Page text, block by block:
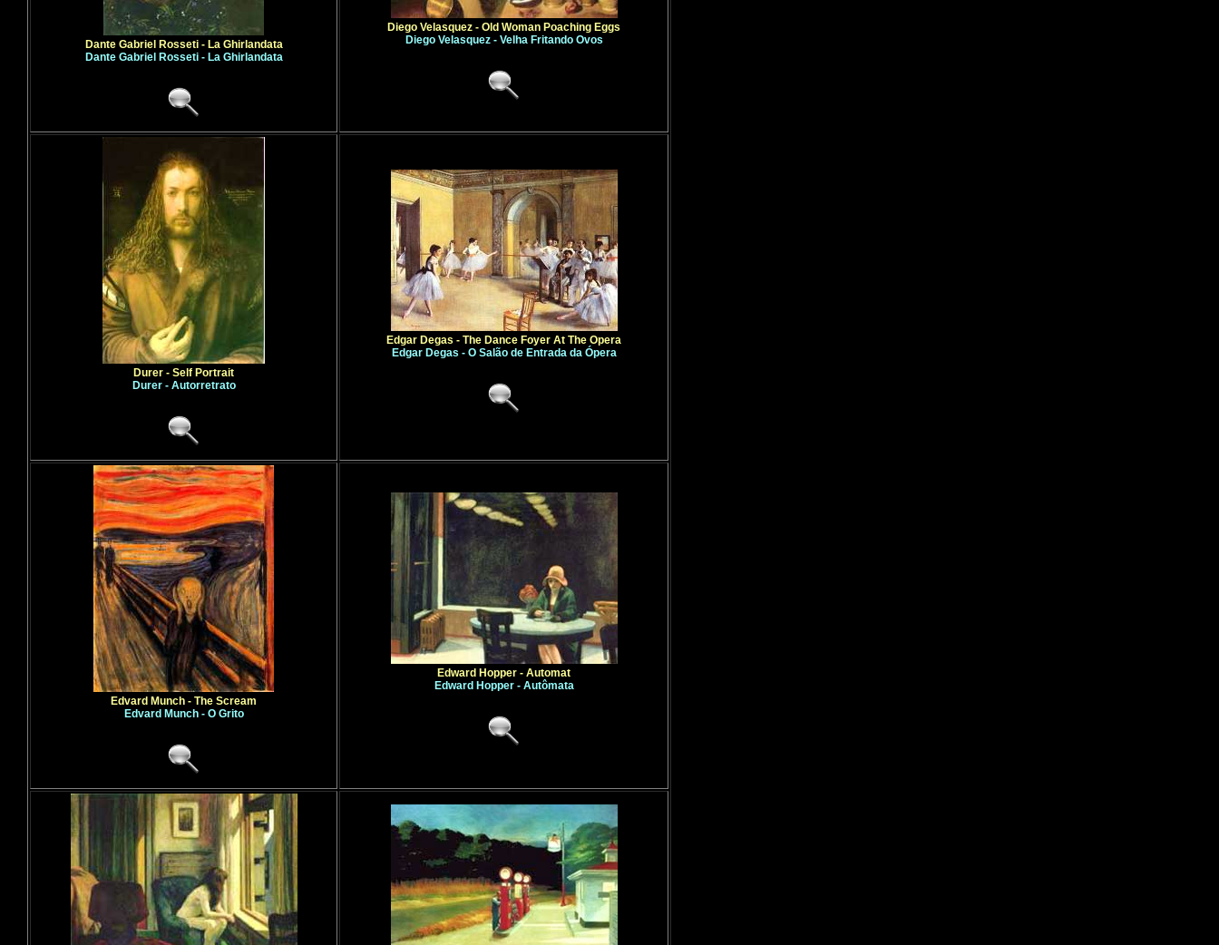
Dante Gabriel Rosseti - La Ghirlandata
Dante Gabriel Rosseti - La Ghirlandata
Diego Velasquez - Old Woman Poaching Eggs
Diego Velasquez - Velha Fritando Ovos
Durer - Self Portrait
Durer - Autorretrato
Edgar Degas - The Dance Foyer At The Opera
Edgar Degas - O Salão de Entrada da Ópera
Edvard Munch - The Scream
Edvard Munch - O Grito
Edward Hopper - Automat
Edward Hopper - Autômata